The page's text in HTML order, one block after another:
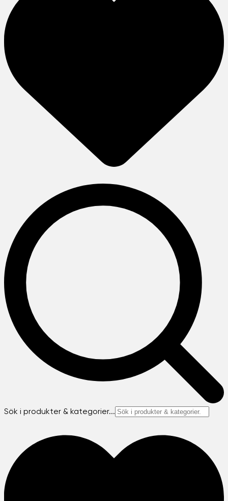
Sök i produkter & kategorier...